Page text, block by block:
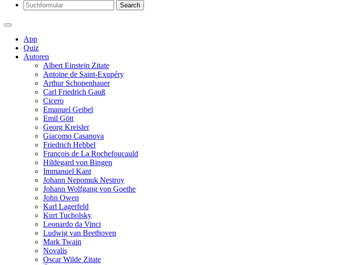
Search
App
Quiz
Autoren
Albert Einstein Zitate
Antoine de Saint-Exupéry
Arthur Schopenhauer
Carl Friedrich Gauß
Cicero
Emanuel Geibel
Emil Gött
Georg Kreisler
Giacomo Casanova
Friedrich Hebbel
François de La Rochefoucauld
Hildegard von Bingen
Immanuel Kant
Johann Nepomuk Nestroy
Johann Wolfgang von Goethe
John Owen
Karl Lagerfeld
Kurt Tucholsky
Leonardo da Vinci
Ludwig van Beethoven
Mark Twain
Novalis
Oscar Wilde Zitate